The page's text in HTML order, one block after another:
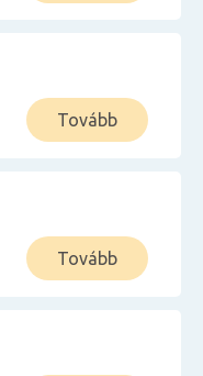
Tovább
Tovább